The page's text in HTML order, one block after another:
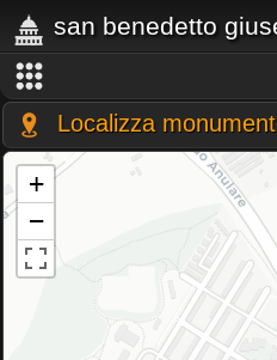
san benedetto
Localizza
+
−